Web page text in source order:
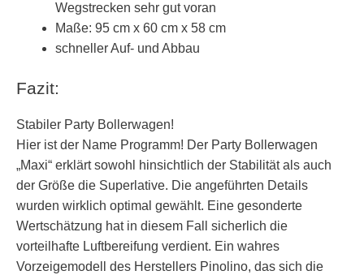
Wegstrecken sehr gut voran
Maße: 95 cm x 60 cm x 58 cm
schneller Auf- und Abbau
Fazit:
Stabiler Party Bollerwagen!
Hier ist der Name Programm! Der Party Bollerwagen
„Maxi“ erklärt sowohl hinsichtlich der Stabilität als auch
der Größe die Superlative. Die angeführten Details
wurden wirklich optimal gewählt. Eine gesonderte
Wertschätzung hat in diesem Fall sicherlich die
vorteilhafte Luftbereifung verdient. Ein wahres
Vorzeigemodell des Herstellers Pinolino, das sich die